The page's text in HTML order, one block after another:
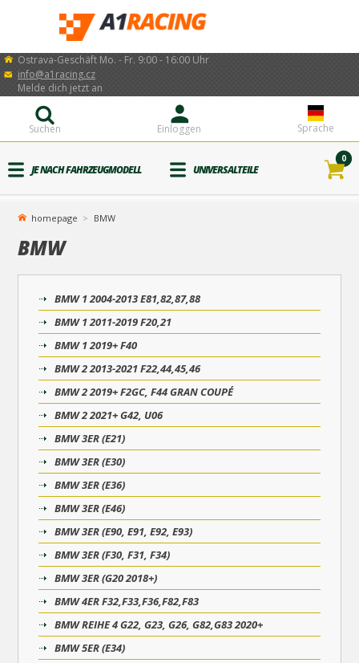
Ostrava-Geschäft Mo. - Fr. 9:00 - 16:00 Uhr
info@a1racing.cz
Sprache
Einloggen
Melde dich jetzt an
Suchen
JE NACH FAHRZEUGMODELL UNIVERSALTEILE
0
homepage BMW
BMW
BMW 1 2004-2013 E81,82,87,88
BMW 1 2011-2019 F20,21
BMW 1 2019+ F40
BMW 2 2013-2021 F22,44,45,46
BMW 2 2019+ F2GC, F44 GRAN COUPÉ
BMW 2 2021+ G42, U06
BMW 3ER (E21)
BMW 3ER (E30)
BMW 3ER (E36)
BMW 3ER (E46)
BMW 3ER (E90, E91, E92, E93)
BMW 3ER (F30, F31, F34)
BMW 3ER (G20 2018+)
BMW 4ER F32,F33,F36,F82,F83
BMW REIHE 4 G22, G23, G26, G82,G83 2020+
BMW 5ER (E34)